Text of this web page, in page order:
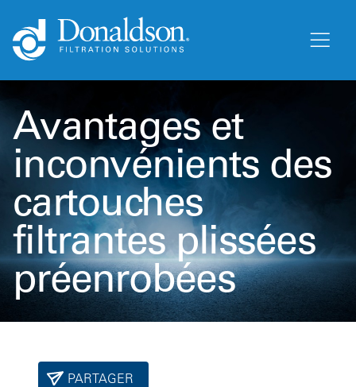
Avantages et
inconvénients des
cartouches
filtrantes plissées
préenrobées
PARTAGER